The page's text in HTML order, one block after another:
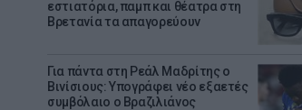
εστιατόρια, παμπ και θέατρα στη
Βρετανία τα απαγορεύουν
Για πάντα στη Ρεάλ Μαδρίτης ο
Βινίσιους: Υπογράφει νέο εξαετές
συμβόλαιο ο Βραζιλιάνος